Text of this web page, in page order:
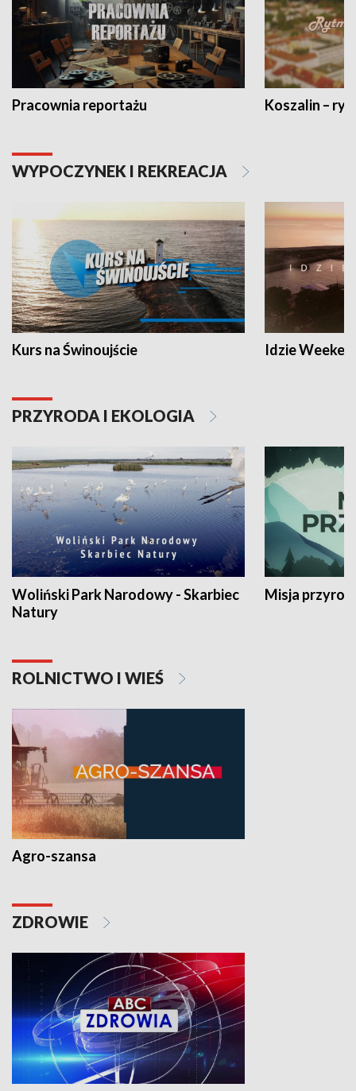
Pracownia reportażu Koszalin –
WYPOCZYNEK I REKREACJA
Kurs na Świnoujście Idzie
PRZYRODA I EKOLOGIA
Woliński Park Narodowy - Skarbiec
Natury
Misja
ROLNICTWO I WIEŚ
Agro-szansa
ZDROWIE